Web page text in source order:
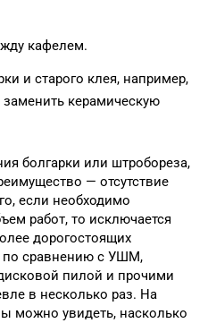
кафелем.
и старого клея, например,
керамическую
болгарки или штробореза,
— отсутствие
если необходимо
работ, то исключается
дорогостоящих
по сравнению с УШМ,
пилой и прочими
в несколько раз. На
можно увидеть, насколько